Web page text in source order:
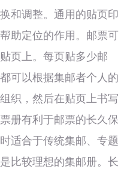
和调整。通用的贴页印
助定位的作用。邮票可
页上。每页贴多少邮
可以根据集邮者个人的
织，然后在贴页上书写
册有利于邮票的长久保
适合于传统集邮、专题
比较理想的集邮册。长